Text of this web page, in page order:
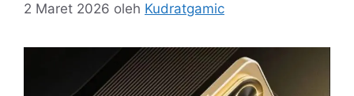
2 Maret 2026 oleh Kudratgamic